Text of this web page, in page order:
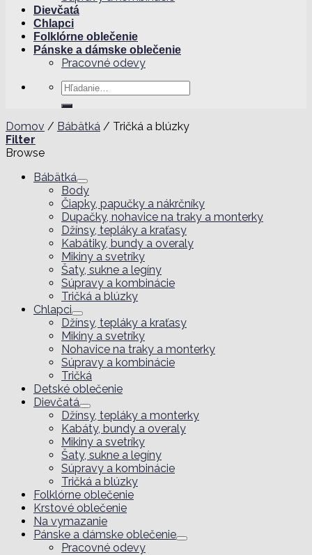
Dievčatá
Chlapci
Folklórne oblečenie
Pánske a dámske oblečenie
Pracovné odevy
Hľadať:
Domov / Bábätká / Tričká a blúzky
Filter
Browse
Bábätká
Body
Čiapky, papučky a nákrčníky
Dupačky, nohavice na traky a monterky
Džínsy, tepláky a kraťasy
Kabátiky, bundy a overaly
Mikiny a svetríky
Šaty, sukne a legíny
Súpravy a kombinácie
Tričká a blúzky
Chlapci
Džínsy, tepláky a kraťasy
Mikiny a svetríky
Nohavice na traky a monterky
Súpravy a kombinácie
Tričká
Detské oblečenie
Dievčatá
Džínsy, tepláky a monterky
Kabáty, bundy a overaly
Mikiny a svetríky
Šaty, sukne a legíny
Súpravy a kombinácie
Tričká a blúzky
Folklórne oblečenie
Krstové oblečenie
Na vymazanie
Pánske a dámske oblečenie
Pracovné odevy